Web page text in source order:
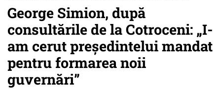
George Simion, după
consultările de la Cotroceni: „I-
am cerut președintelui mandat
pentru formarea noii
guvernări”